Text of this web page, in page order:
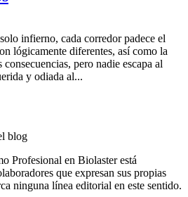
infierno, cada corredor padece el
lógicamente diferentes, así como la
pero nadie escapa al
y odiada al...
Profesional en Biolaster está
que expresan sus propias
ninguna línea editorial en este sentido.